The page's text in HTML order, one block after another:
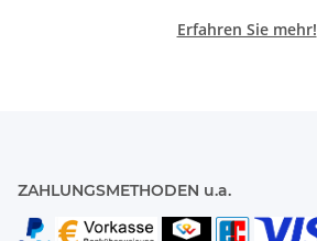
Erfahren Sie mehr!
ZAHLUNGSMETHODEN u.a.